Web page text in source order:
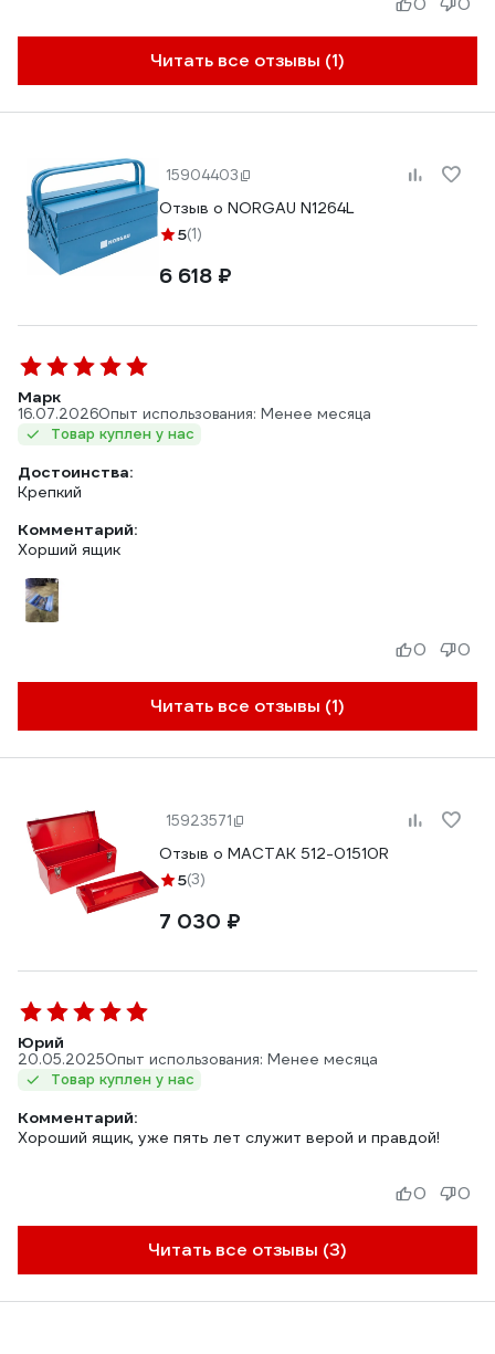
Читать все отзывы (1)
15904403
Отзыв о NORGAU N1264L
5(1)
6 618 ₽
Марк
16.07.2026Опыт использования: Менее месяца
Товар куплен у нас
Достоинства:
Крепкий
Комментарий:
Хорший ящик
Читать все отзывы (1)
0 0
15923571
Отзыв о МАСТАК 512-01510R
5(3)
7 030 ₽
Юрий
20.05.2025Опыт использования: Менее месяца
Товар куплен у нас
Комментарий:
Хороший ящик, уже пять лет служит верой и правдой!
Читать все отзывы (3)
0 0